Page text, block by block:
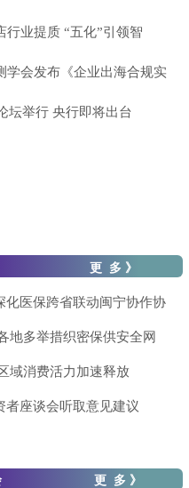
行业提质 “五化”引领智
学会发布《企业出海合规实
坛举行 央行即将出台
讯 更 多 》
化医保跨省联动闽宁协作协
地多举措织密保供安全网
域消费活力加速释放
者座谈会听取意见建议
会 更 多 》